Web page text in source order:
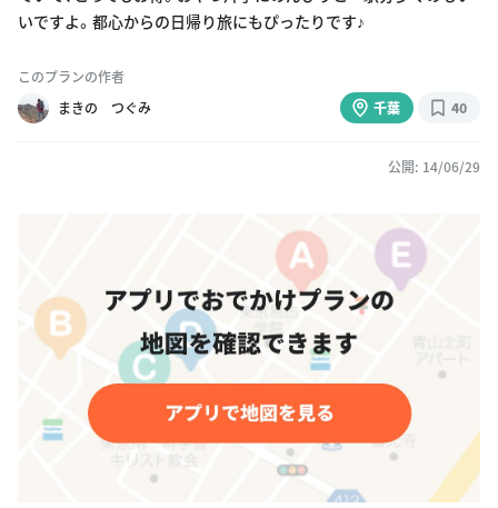
いですよ。都心からの日帰り旅にもぴったりです♪
このプランの作者
まきの つぐみ
千葉 40
公開: 14/06/29